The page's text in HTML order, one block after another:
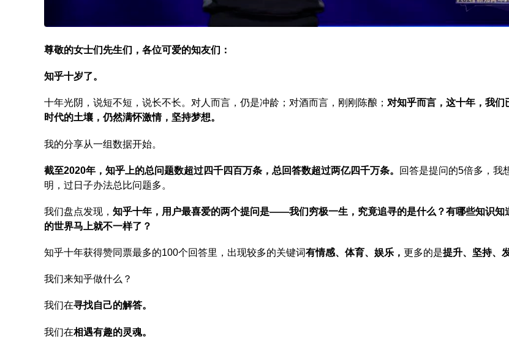
尊敬的女士们先生们，各位可爱的知友们：
知乎十岁了。
十年光阴，说短不短，说长不长。对人而言，仍是冲龄；对酒而言，刚刚陈酿； 对知乎而言，这十年，我们
时代的土壤，仍然满怀激情，坚持梦想。
我的分享从一组数据开始。
截至2020年，知乎上的总问题数超过四千四百万条，总回答数超过两亿四千万条。
回答是提问的5倍多，我
明，过日子办法总比问题多。
我们盘点发现， 知乎十年，用户最喜爱的两个提问是——我们穷极一生，究竟追寻的是什么？有哪些知识知
的世界马上就不一样了？
知乎十年获得赞同票最多的100个回答里，出现较多的关键词有情感、体育、娱乐， 更多的是提升、坚持
我们来知乎做什么？
我们在寻找自己的解答。
我们在相遇有趣的灵魂。